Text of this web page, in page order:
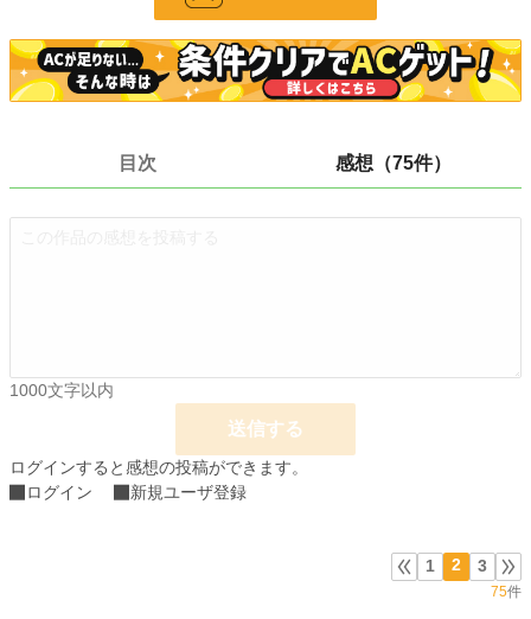
とにかく生きてさえいればいいなんて、なんて自由！
筋トレし放題！
以下はこちら↓の下の方に掲載しています。
＜番外編．その後＞
（書籍にあわせて一部修正しています）
＜番外編．好きと好きの間＞
文字数オーバーしたため書籍版から泣く泣く削ったエピソードです。
目次 感想（75件）
1000文字以内
送信する
ログインすると感想の投稿ができます。
ログイン
新規ユーザ登録
1 2 3
75件